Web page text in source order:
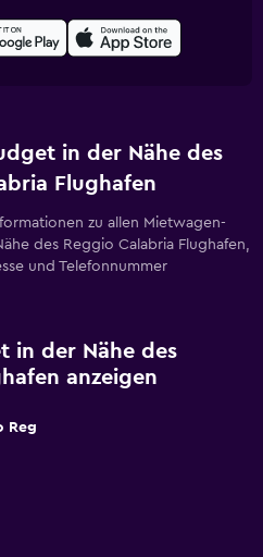
in der Nähe des
Flughafen
zu allen Mietwagen-
des Reggio Calabria Flughafen,
und Telefonnummer
in der Nähe des
anzeigen
Reg